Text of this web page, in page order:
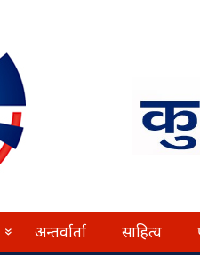
» अन्तर्वार्ता साहित्य